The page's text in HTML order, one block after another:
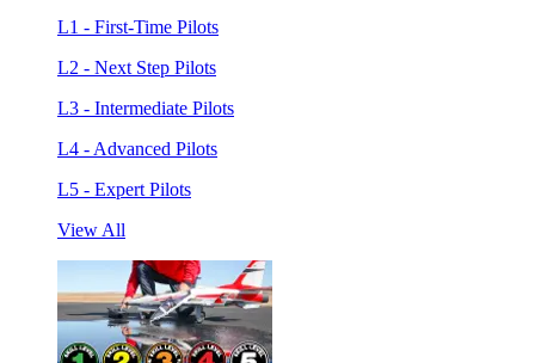
L1 - First-Time Pilots
L2 - Next Step Pilots
L3 - Intermediate Pilots
L4 - Advanced Pilots
L5 - Expert Pilots
View All